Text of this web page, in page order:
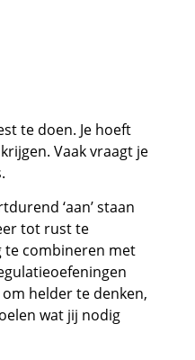
te doen. Je hoeft
Vaak vraagt je
‘aan’ staan
tot rust te
te combineren met
helder te denken,
wat jij nodig